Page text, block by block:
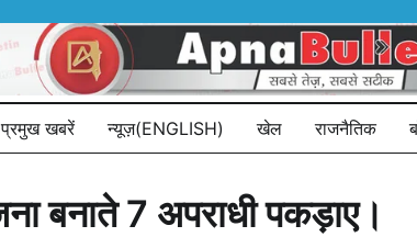
प्रमुख खबरें न्यूज़(ENGLISH) खेल राजनैतिक
बनाते 7 अपराधी पकड़ाए।